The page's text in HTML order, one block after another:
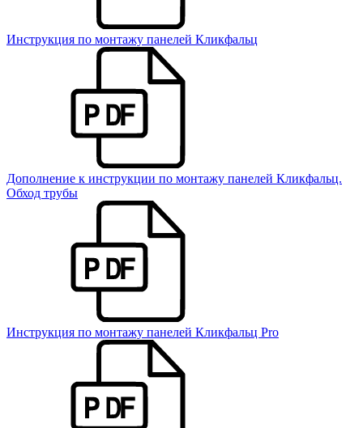
Инструкция по монтажу панелей Кликфальц
Дополнение к инструкции по монтажу панелей Кликфальц.
Обход трубы
Инструкция по монтажу панелей Кликфальц Pro